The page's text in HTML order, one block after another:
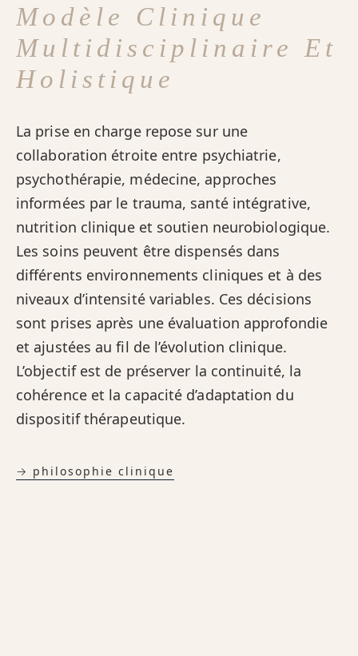
Modèle Clinique
Multidisciplinaire Et
Holistique
La prise en charge repose sur une
collaboration étroite entre psychiatrie,
psychothérapie, médecine, approches
informées par le trauma, santé intégrative,
nutrition clinique et soutien neurobiologique.
Les soins peuvent être dispensés dans
différents environnements cliniques et à des
niveaux d’intensité variables. Ces décisions
sont prises après une évaluation approfondie
et ajustées au fil de l’évolution clinique.
L’objectif est de préserver la continuité, la
cohérence et la capacité d’adaptation du
dispositif thérapeutique.
→ philosophie clinique